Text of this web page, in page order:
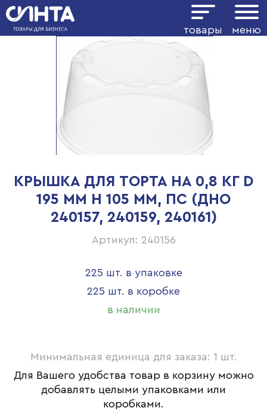
товары меню
КРЫШКА ДЛЯ ТОРТА НА 0,8 КГ D
195 ММ H 105 ММ, ПС (ДНО
240157, 240159, 240161)
Артикул: 240156
225 шт. в упаковке
225 шт. в коробке
в наличии
Минимальная единица для заказа: 1 шт.
Для Вашего удобства товар в корзину можно
добавлять целыми упаковками или
коробками.